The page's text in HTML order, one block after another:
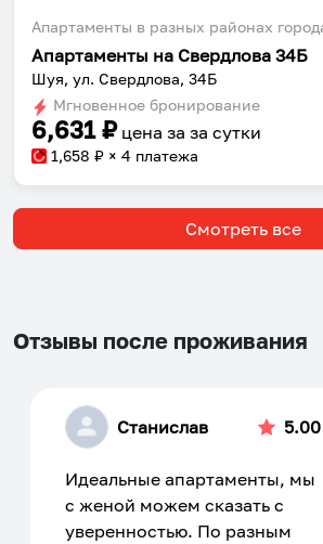
Апартаменты в разных районах
Апартаменты на Свердлова 34Б
Шуя, ул. Свердлова, 34Б
Мгновенное бронирование
6,631₽ цена за за сутки
1,658 ₽ × 4 платежа
Смотреть все
Отзывы после проживания
Станислав 5.00
Идеальные апартаменты, мы
с женой можем сказать с
уверенностью. По разным